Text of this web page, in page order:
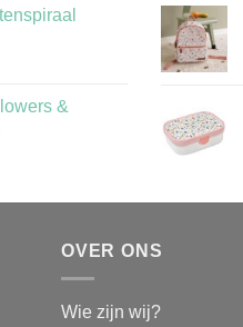
&
OVER ONS
Wie zijn wij?